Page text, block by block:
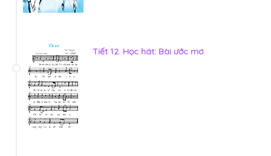
Tiết 12. Học hát: Bài ước mơ